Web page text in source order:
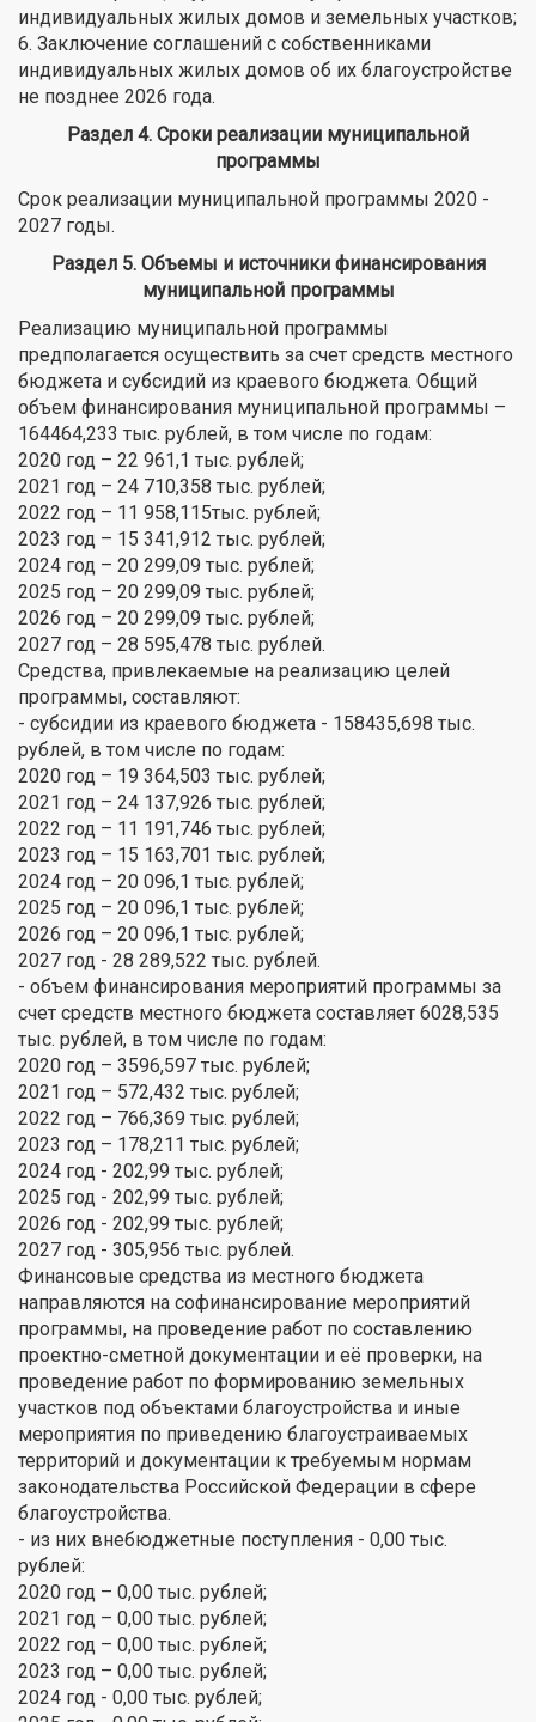
индивидуальных жилых домов и земельных участков;
6. Заключение соглашений с собственниками
индивидуальных жилых домов об их благоустройстве
не позднее 2026 года.
Раздел 4. Сроки реализации муниципальной
программы
Срок реализации муниципальной программы 2020 -
2027 годы.
Раздел 5. Объемы и источники финансирования
муниципальной программы
Реализацию муниципальной программы
предполагается осуществить за счет средств местного
бюджета и субсидий из краевого бюджета. Общий
объем финансирования муниципальной программы –
164464,233 тыс. рублей, в том числе по годам:
2020 год – 22 961,1 тыс. рублей;
2021 год – 24 710,358 тыс. рублей;
2022 год – 11 958,115тыс. рублей;
2023 год – 15 341,912 тыс. рублей;
2024 год – 20 299,09 тыс. рублей;
2025 год – 20 299,09 тыс. рублей;
2026 год – 20 299,09 тыс. рублей;
2027 год – 28 595,478 тыс. рублей.
Средства, привлекаемые на реализацию целей
программы, составляют:
- субсидии из краевого бюджета - 158435,698 тыс.
рублей, в том числе по годам:
2020 год – 19 364,503 тыс. рублей;
2021 год – 24 137,926 тыс. рублей;
2022 год – 11 191,746 тыс. рублей;
2023 год – 15 163,701 тыс. рублей;
2024 год – 20 096,1 тыс. рублей;
2025 год – 20 096,1 тыс. рублей;
2026 год – 20 096,1 тыс. рублей;
2027 год - 28 289,522 тыс. рублей.
- объем финансирования мероприятий программы за
счет средств местного бюджета составляет 6028,535
тыс. рублей, в том числе по годам:
2020 год – 3596,597 тыс. рублей;
2021 год – 572,432 тыс. рублей;
2022 год – 766,369 тыс. рублей;
2023 год – 178,211 тыс. рублей;
2024 год - 202,99 тыс. рублей;
2025 год - 202,99 тыс. рублей;
2026 год - 202,99 тыс. рублей;
2027 год - 305,956 тыс. рублей.
Финансовые средства из местного бюджета
направляются на софинансирование мероприятий
программы, на проведение работ по составлению
проектно-сметной документации и её проверки, на
проведение работ по формированию земельных
участков под объектами благоустройства и иные
мероприятия по приведению благоустраиваемых
территорий и документации к требуемым нормам
законодательства Российской Федерации в сфере
благоустройства.
- из них внебюджетные поступления - 0,00 тыс.
рублей:
2020 год – 0,00 тыс. рублей;
2021 год – 0,00 тыс. рублей;
2022 год – 0,00 тыс. рублей;
2023 год – 0,00 тыс. рублей;
2024 год - 0,00 тыс. рублей;